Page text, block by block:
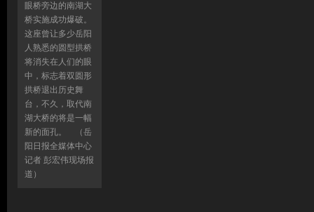
眼桥旁边的南湖大
桥实施成功爆破。
这座曾让多少岳阳
人熟悉的圆型拱桥
将消失在人们的眼
中，标志着双圆形
拱桥退出历史舞
台，不久，取代南
湖大桥的将是一幅
新的面孔。 （岳
阳日报全媒体中心
记者 彭宏伟现场报
道）